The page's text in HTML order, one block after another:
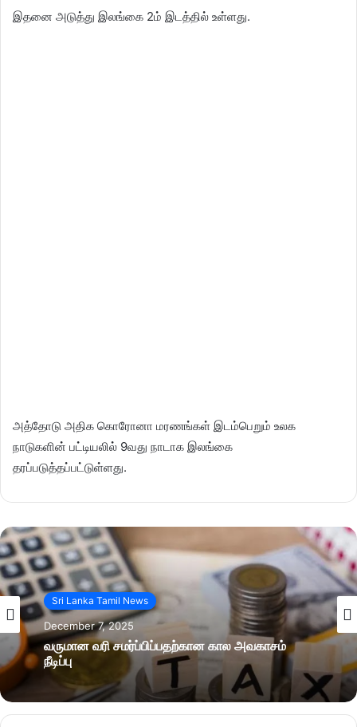
இதனை அடுத்து இலங்கை 2ம் இடத்தில் உள்ளது.
அத்தோடு அதிக கொரோனா மரணங்கள் இடம்பெறும் உலக
நாடுகளின் பட்டியலில் 9வது நாடாக இலங்கை
தரப்படுத்தப்பட்டுள்ளது.
Sri Lanka Tamil News
December 7, 2025
வருமான வரி சமர்ப்பிப்பதற்கான கால அவகாசம்
நீடிப்பு